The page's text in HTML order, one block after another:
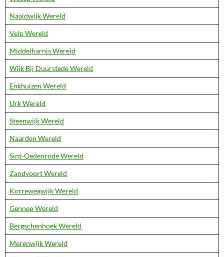
Naaldwijk Wereld
Velp Wereld
Middelharnis Wereld
Wijk Bij Duurstede Wereld
Enkhuizen Wereld
Urk Wereld
Steenwijk Wereld
Naarden Wereld
Sint-Oedenrode Wereld
Zandvoort Wereld
Korrewegwijk Wereld
Gennep Wereld
Bergschenhoek Wereld
Merenwijk Wereld